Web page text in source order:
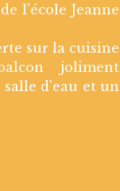
l'école Jeanne
sur la cuisine
joliment
salle d'eau et un